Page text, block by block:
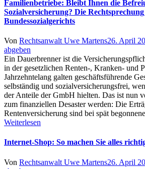
Familienbetriebe: Bleibt Ihnen die
Sozialversicherung? Die Rechtsprechung
Bundessozialgerichts
Author
Von Rechtsanwalt Uwe MartensPosted
26. April
abgeben
Ein Dauerbrenner ist die
in der gesetzlichen Renten-, Kranken- und
Jahrzehntelang galten geschäftsführende
selbständig und sozialversicherungsfrei,
der Anteile der GmbH hielten. Das ist nun
zum finanziellen Desaster werden: Die
Rentenversicherung sind bei spät
Weiterlesen
Internet-Shop: So machen Sie alles
Author
Von Rechtsanwalt Uwe MartensPosted
26. April